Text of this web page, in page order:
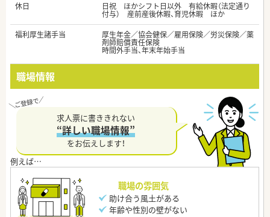
休日
日祝 ほかシフト日以外 有給休暇（法定通り
付与） 産前産後休暇、育児休暇 ほか
福利厚生諸手当
厚生年金／協会健保／雇用保険／労災保険／薬
剤師賠償責任保険
時間外手当、年末年始手当
職場情報
求人票に書ききれない
“詳しい職場情報”
をお伝えします！
職場の雰囲気
助け合う風土がある
年齢や性別の壁がない